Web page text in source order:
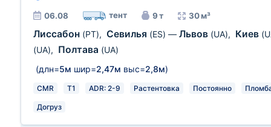
06.08 тент 9 т 30 м³
Лиссабон (PT), Севилья (ES) — Львов (UA), Киев
(UA), Полтава (UA)
(длн=5м шир=2,47м выс=2,8м)
CMR T1 ADR: 2-9 Растентовка Постоянно
Догруз